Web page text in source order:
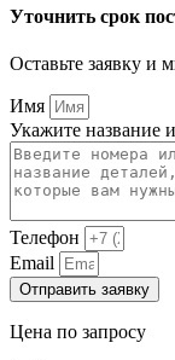
Уточнить срок
Оставьте заявку и
Имя
Укажите название
Телефон
Email
Отправить заявку
Цена по запросу